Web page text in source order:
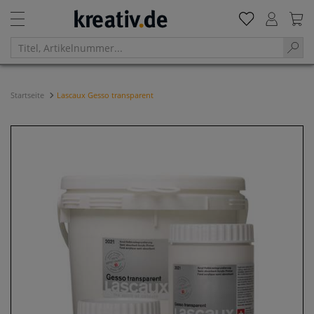
Startseite Lascaux Gesso transparent